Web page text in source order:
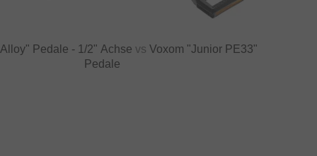
Pedale - 1/2" Achse vs Voxom "Junior PE33"
Pedale